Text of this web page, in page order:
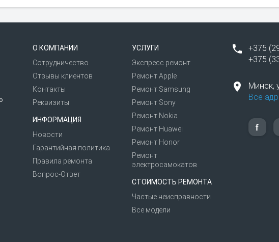
30 городах.
памяти. Также рекомендуем временно отключить пароль,
это сертифицированный ремонт телефонов и планшетов «Нокиа» и
О КОМПАНИИ
Сотрудничество
Отзывы клиентов
Контакты
Реквизиты
ИНФОРМАЦИЯ
Новости
Гарантийная политика
Правила ремонта
Вопрос-Ответ
УСЛУГИ
Экспресс ремонт
Ремонт Apple
Ремонт Samsung
Ремонт Sony
Ремонт Nokia
Ремонт Huawei
Ремонт Honor
Ремонт
электросамокатов
СТОИМОСТЬ РЕМОНТА
Частые неисправности
Все модели
+375
+375
Минск,
Все